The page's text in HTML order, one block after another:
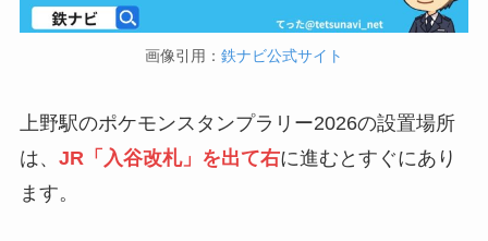
画像引用： 鉄ナビ公式サイト
上野駅のポケモンスタンプラリー2026の設置場所
は、 JR「入谷改札」を出て右に進むとすぐにあり
ます。